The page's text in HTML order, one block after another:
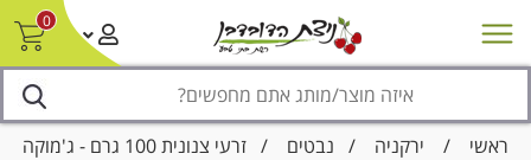
0
מבצעים סניפים צור קשר/ביטול הזמנה
ראשי / ירקניה / נבטים / זרעי צנונית 100 גרם - ג'מוקה